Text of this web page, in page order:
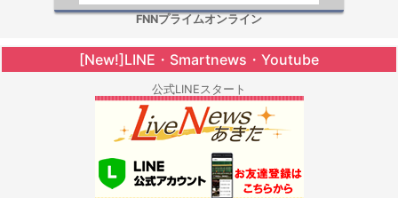
FNNプライムオンライン
[New!]LINE・Smartnews・Youtube
公式LINEスタート